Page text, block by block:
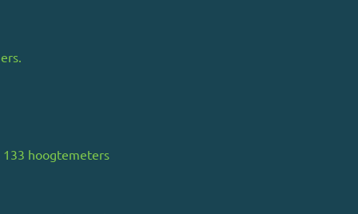
hoogtemeters